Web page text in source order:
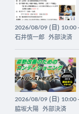
2026/08/09(日) 10:00
石井慎一郎 外部決済
2026/08/09(日) 10:00
脇坂大陽 外部決済